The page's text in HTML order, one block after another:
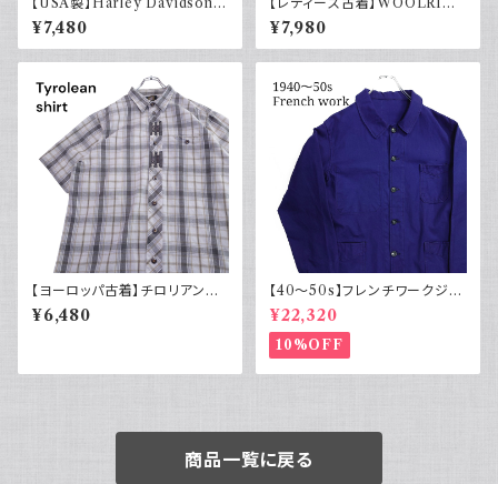
ハーレーダビッドソン プリントT
シャツ 古着 ホワイト 白 2002
年 100周年
¥7,480
H ウールリッチ ハーフジップ ボ
アフリース 雪
¥7,980
【ヨーロッパ古着】チロリアンシ
ャツ 半袖 古着 チェック レトロ
ユーロ古着 ボックスシルエット
¥6,480
【40～50s】フレンチワークジャ
ケット インディゴ Vポケット ヴィ
ンテージ
¥22,320
10%OFF
商品一覧に戻る